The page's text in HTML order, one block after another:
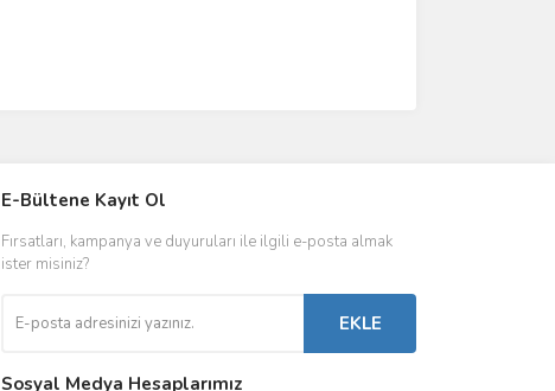
DRIVER & TRAFO
Led Driverlar
Kontaktörler
Sigorta & Otomatlar
E-Bültene Kayıt Ol
Fırsatları, kampanya ve duyuruları ile ilgili e-posta almak
ister misiniz?
EKLE
Sosyal Medya Hesaplarımız